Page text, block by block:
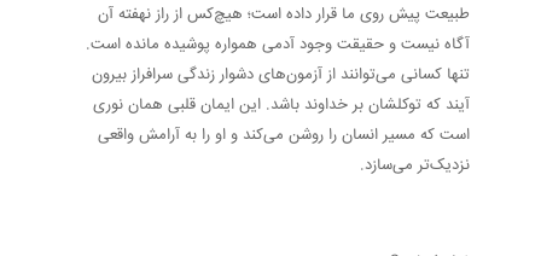
طبیعت پیش روی ما قرار داده است؛ هیچ‌کس از راز نهفته آن
آگاه نیست و حقیقت وجود آدمی همواره پوشیده مانده است.
تنها کسانی می‌توانند از آزمون‌های دشوار زندگی سرافراز بیرون
آیند که توکلشان بر خداوند باشد. این ایمان قلبی همان نوری
است که مسیر انسان را روشن می‌کند و او را به آرامش واقعی
نزدیک‌تر می‌سازد.